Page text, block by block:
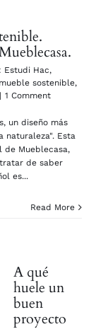
Estudi Hac,
mueble sostenible,
| 1 Comment
un diseño más
naturaleza". Esta
de Mueblecasa,
de saber
es...
Read More
A qué
huele un
buen
proyecto